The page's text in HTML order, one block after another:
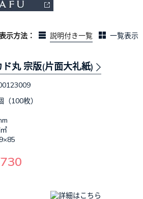
示方法： 説明付き一覧 一覧表示
丸 宗版(片面大礼紙)
（100枚）